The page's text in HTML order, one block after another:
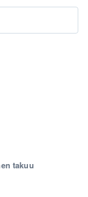
takuu